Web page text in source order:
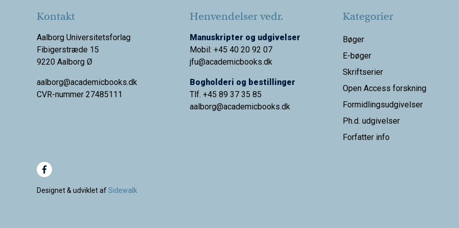
Kontakt
Aalborg Universitetsforlag
Fibigerstræde 15
9220 Aalborg Ø
aalborg@academicbooks.dk
CVR-nummer 27485111
Henvendelser vedr.
Manuskripter og udgivelser
Mobil: +45 40 20 92 07
jfu@academicbooks.dk
Bogholderi og bestillinger
Tlf. +45 89 37 35 85
aalborg@academicbooks.dk
Kategorier
Bøger
E-bøger
Skriftserier
Open Access forskning
Formidlingsudgivelser
Ph.d. udgivelser
Forfatter info
Designet & udviklet afSidewalk